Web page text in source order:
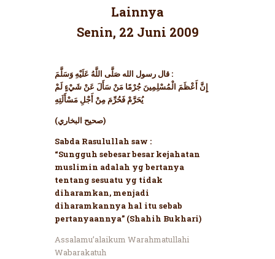
Lainnya
Senin, 22 Juni 2009
قال رسول الله صَلَّى اللَّهُ عَلَيْهِ وَسَلَّمَ :
إِنَّ أَعْظَمَ الْمُسْلِمِينَ جُرْمًا مَنْ سَأَلَ عَنْ شَيْءٍ لَمْ
يُحَرَّمْ فَحُرِّمَ مِنْ أَجْلِ مَسْأَلَتِهِ
(صحيح البخاري)
Sabda Rasulullah saw :
“Sungguh sebesar besar kejahatan
muslimin adalah yg bertanya
tentang sesuatu yg tidak
diharamkan, menjadi
diharamkannya hal itu sebab
pertanyaannya” (Shahih Bukhari)
Assalamu’alaikum Warahmatullahi
Wabarakatuh